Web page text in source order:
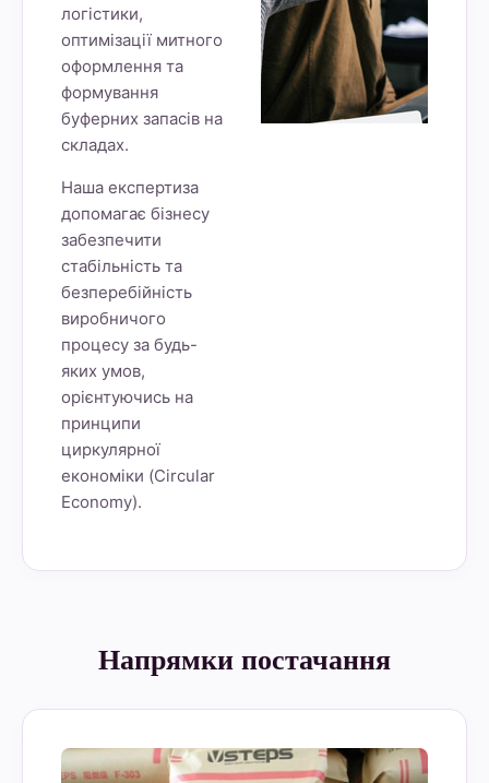
логістики,
оптимізації митного
оформлення та
формування
буферних запасів на
складах.
Наша експертиза
допомагає бізнесу
забезпечити
стабільність та
безперебійність
виробничого
процесу за будь-
яких умов,
орієнтуючись на
принципи
циркулярної
економіки (Circular
Economy).
Напрямки постачання